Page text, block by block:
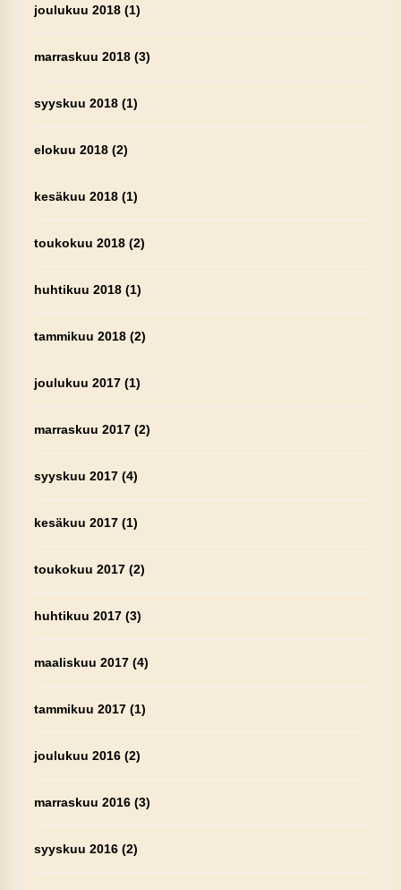
joulukuu 2018(1)
marraskuu 2018(3)
syyskuu 2018(1)
elokuu 2018(2)
kesäkuu 2018(1)
toukokuu 2018(2)
huhtikuu 2018(1)
tammikuu 2018(2)
joulukuu 2017(1)
marraskuu 2017(2)
syyskuu 2017(4)
kesäkuu 2017(1)
toukokuu 2017(2)
huhtikuu 2017(3)
maaliskuu 2017(4)
tammikuu 2017(1)
joulukuu 2016(2)
marraskuu 2016(3)
syyskuu 2016(2)